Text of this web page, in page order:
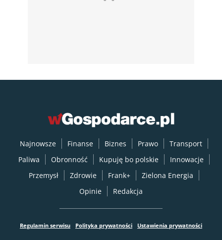
Najnowsze Finanse Biznes Prawo
Transport
Paliwa
Obronność Kupuję bo polskie
Innowacje
Przemysł
Zdrowie Frank+
Zielona Energia
Opinie
Redakcja
Regulamin serwisu Polityka prywatności Ustawienia prywatności